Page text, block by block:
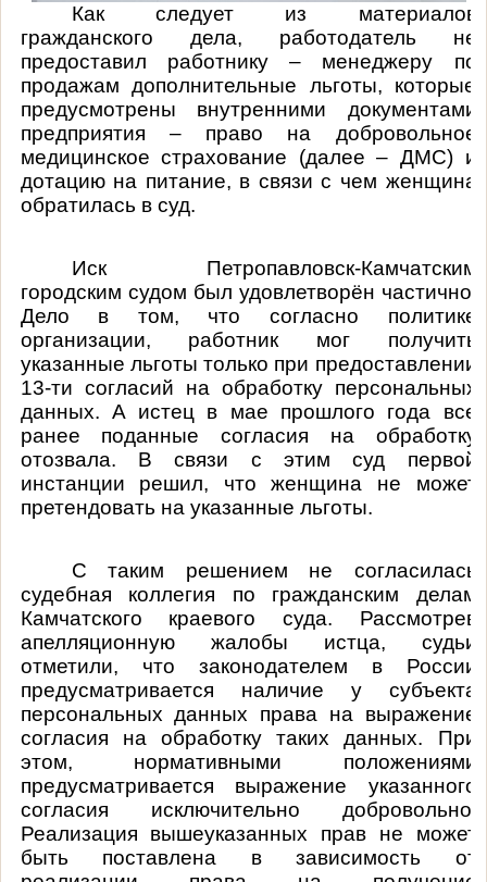
Как следует из материалов
гражданского дела, работодатель не
предоставил работнику – менеджеру по
продажам дополнительные льготы, которые
предусмотрены внутренними документами
предприятия – право на добровольное
медицинское страхование (далее – ДМС) и
дотацию на питание, в связи с чем женщина
обратилась в суд.
Иск Петропавловск-Камчатским
городским судом был удовлетворён частично.
Дело в том, что согласно политике
организации, работник мог получить
указанные льготы только при предоставлении
13-ти согласий на обработку персональных
данных. А истец в мае прошлого года все
ранее поданные согласия на обработку
отозвала. В связи с этим суд первой
инстанции решил, что женщина не может
претендовать на указанные льготы.
С таким решением не согласилась
судебная коллегия по гражданским делам
Камчатского краевого суда. Рассмотрев
апелляционную жалобы истца, судьи
отметили, что законодателем в России
предусматривается наличие у субъекта
персональных данных права на выражение
согласия на обработку таких данных. При
этом, нормативными положениями
предусматривается выражение указанного
согласия исключительно добровольно.
Реализация вышеуказанных прав не может
быть поставлена в зависимость от